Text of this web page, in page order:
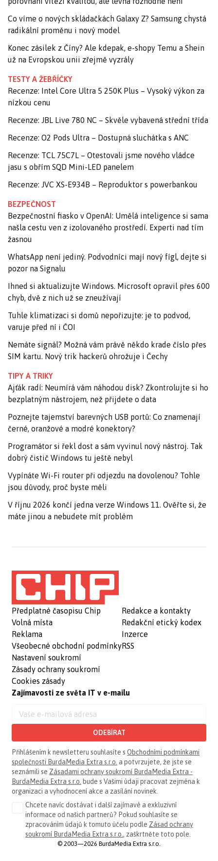
Co víme o nových skládačkách Galaxy Z? Samsung chystá
radikální proměnu i nový model
Konec zásilek z Číny? Ale kdepak, e-shopy Temu a Shein
už na Evropskou unii zřejmě vyzrály
TESTY A ŽEBŘÍČKY
Recenze: Intel Core Ultra 5 250K Plus – Vysoký výkon za
nízkou cenu
Recenze: JBL Live 780 NC – Skvěle vybavená střední třída
Recenze: O2 Pods Ultra – Dostupná sluchátka s ANC
Recenze: TCL 75C7L – Otestovali jsme nového vládce
jasu s obřím SQD Mini-LED panelem
Recenze: JVC XS-E934B – Reproduktor s powerbankou
BEZPEČNOST
Bezpečnostní fiasko v OpenAI: Umělá inteligence si sama
našla cestu ven z izolovaného prostředí. Experti nad tím
žasnou
WhatsApp není jediný. Podvodníci mají nový fígl, dejte si
pozor na Signalu
Ihned si aktualizujte Windows. Microsoft opravil přes 600
chyb, dvě z nich už se zneužívají
Tuhle klimatizaci si domů nepořizujte: je to podvod,
varuje před ní i ČOI
Nemáte signál? Možná vám právě někdo krade číslo přes
SIM kartu. Nový trik hackerů ohrožuje i Čechy
TIPY A TRIKY
Ajťák radí: Neumírá vám náhodou disk? Zkontrolujte si ho
bezplatným nástrojem, než přijdete o data
Poznejte tajemství barevných USB portů: Co znamenají
černé, oranžové a modré konektory?
Programátor si řekl dost a sám vyvinul nový nástroj. Tak
dobrý čistič Windows tu ještě nebyl
Vypínáte Wi-Fi router při odjezdu na dovolenou? Tohle
jsou důvody, proč byste měli
V říjnu 2026 končí jedna verze Windows 11. Ověřte si, že
máte jinou a nebudete mít problém
Předplatné časopisu Chip
Volná místa
Reklama
Všeobecné obchodní podmínky
Nastavení soukromí
Zásady ochrany soukromí
Cookies zásady
Redakce a kontakty
Redakční etický kodex
Inzerce
RSS
Zajímavosti ze světa IT v e-mailu
ODEBÍRAT
Přihlášením k newsletteru souhlasíte s Obchodními podmínkami
společnosti BurdaMedia Extra s.r.o. a potvrzujete, že jste se
seznámili se Zásadami ochrany soukromí BurdaMedia Extra -
BurdaMedia Extra s.r.o. bude s Vašimi údaji pracovat zejména k
organizaci a vyhodnocení akce a zasílání novinek.
Chcete navíc dostávat i další zajímavé a exkluzivní
informace od našich partnerů? Pokud souhlasíte se
zpracováním údajů k tomuto účelu podle Zásad ochrany
soukromí BurdaMedia Extra s.r.o. , zaškrtněte toto pole.
© 2003—2026 BurdaMedia Extra s.r.o.